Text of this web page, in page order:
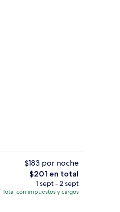
$183 por noche
El
precio
total
$201 en total
1 sept - 2 sept
Total con impuestos y cargos